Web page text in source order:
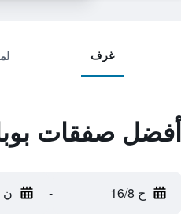
غرف
أفضل صفقات
ح 16/8 - ن 17/8